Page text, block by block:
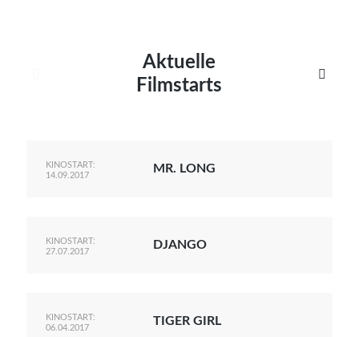
Aktuelle
Filmstarts

KINOSTART:
14.09.2017
MR. LONG
KINOSTART:
27.07.2017
DJANGO
KINOSTART:
06.04.2017
TIGER GIRL